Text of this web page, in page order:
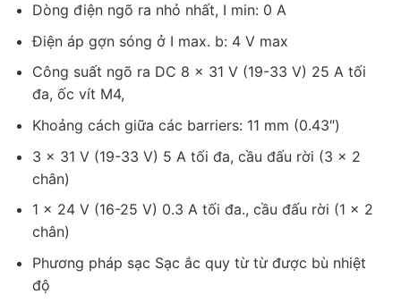
Dòng điện ngõ ra nhỏ nhất, I min: 0 A
Điện áp gợn sóng ở I max. b: 4 V max
Công suất ngõ ra DC 8 x 31 V (19-33 V) 25 A tối
đa, ốc vít M4,
Khoảng cách giữa các barriers: 11 mm (0.43″)
3 x 31 V (19-33 V) 5 A tối đa, cầu đấu rời (3 × 2
chân)
1 x 24 V (16-25 V) 0.3 A tối đa., cầu đấu rời (1 × 2
chân)
Phương pháp sạc Sạc ắc quy từ từ được bù nhiệt
độ